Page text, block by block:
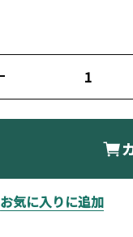
お気に入りに追加